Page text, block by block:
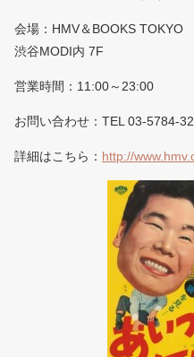
会場：HMV＆BOOKS
渋谷MODI内 7F
営業時間：11:00～23:00
お問い合わせ：TEL 03-5784-
詳細はこちら： http://